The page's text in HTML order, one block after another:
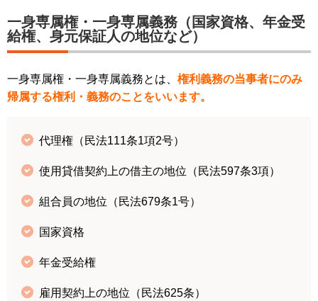
一身専属権・一身専属義務（国家資格、年金受
給権、身元保証人の地位など）
一身専属権・一身専属義務とは、 権利義務の当事者にのみ
帰属する権利・義務のことをいいます。
代理権（民法111条1項2号）
使用貸借契約上の借主の地位（民法597条3項）
組合員の地位（民法679条1号）
国家資格
年金受給権
雇用契約上の地位（民法625条）